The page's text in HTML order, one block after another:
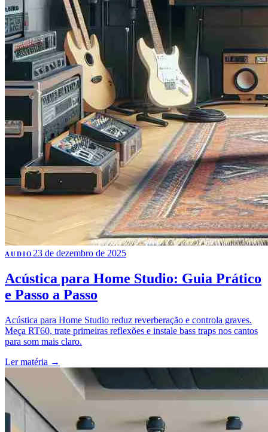
AUDIO 23 de dezembro de 2025
Acústica para Home Studio: Guia Prático
e Passo a Passo
Acústica para Home Studio reduz reverberação e controla graves.
Meça RT60, trate primeiras reflexões e instale bass traps nos cantos
para som mais claro.
Ler matéria →